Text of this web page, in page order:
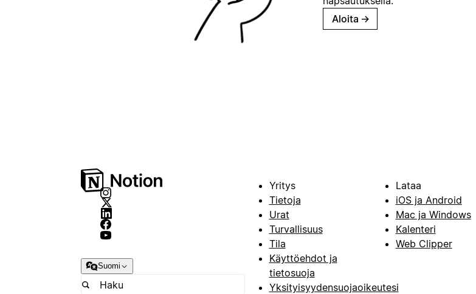
Aloita →
Suomi
Yritys
Tietoja
Urat
Turvallisuus
Tila
Käyttöehdot ja
tietosuoja
Yksityisyydensuojaoikeutesi
Lataa
iOS ja Android
Mac ja Windows
Kalenteri
Web Clipper